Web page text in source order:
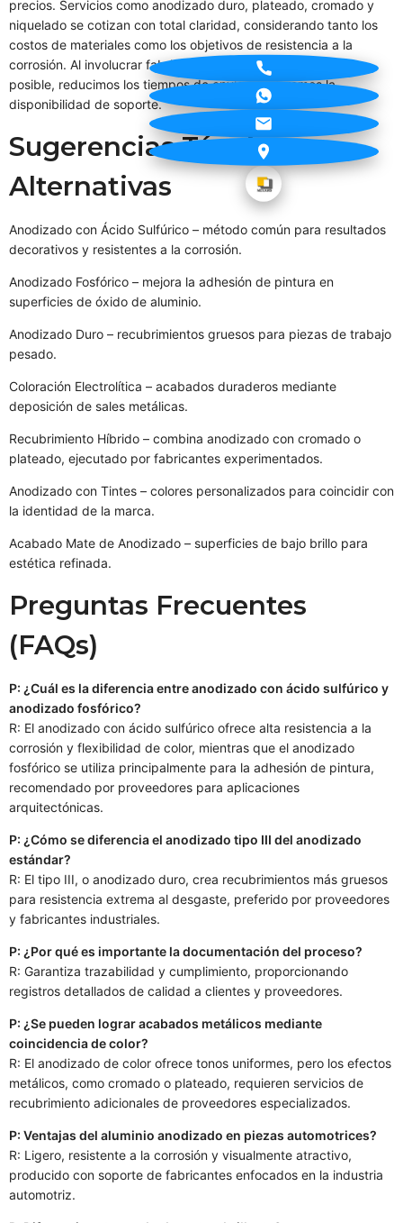
precios. Servicios como anodizado duro, plateado, cromado y
niquelado se cotizan con total claridad, considerando tanto los
costos de materiales como los objetivos de resistencia a la
corrosión. Al involucrar fabricantes locales siempre que sea
posible, reducimos los tiempos de envío y mejoramos la
disponibilidad de soporte.
Sugerencias Técnicas
Alternativas
Anodizado con Ácido Sulfúrico – método común para resultados
decorativos y resistentes a la corrosión.
Anodizado Fosfórico – mejora la adhesión de pintura en
superficies de óxido de aluminio.
Anodizado Duro – recubrimientos gruesos para piezas de trabajo
pesado.
Coloración Electrolítica – acabados duraderos mediante
deposición de sales metálicas.
Recubrimiento Híbrido – combina anodizado con cromado o
plateado, ejecutado por fabricantes experimentados.
Anodizado con Tintes – colores personalizados para coincidir con
la identidad de la marca.
Acabado Mate de Anodizado – superficies de bajo brillo para
estética refinada.
Preguntas Frecuentes
(FAQs)
P: ¿Cuál es la diferencia entre anodizado con ácido sulfúrico y
anodizado fosfórico?
R: El anodizado con ácido sulfúrico ofrece alta resistencia a la
corrosión y flexibilidad de color, mientras que el anodizado
fosfórico se utiliza principalmente para la adhesión de pintura,
recomendado por proveedores para aplicaciones
arquitectónicas.
P: ¿Cómo se diferencia el anodizado tipo III del anodizado
estándar?
R: El tipo III, o anodizado duro, crea recubrimientos más gruesos
para resistencia extrema al desgaste, preferido por proveedores
y fabricantes industriales.
P: ¿Por qué es importante la documentación del proceso?
R: Garantiza trazabilidad y cumplimiento, proporcionando
registros detallados de calidad a clientes y proveedores.
P: ¿Se pueden lograr acabados metálicos mediante
coincidencia de color?
R: El anodizado de color ofrece tonos uniformes, pero los efectos
metálicos, como cromado o plateado, requieren servicios de
recubrimiento adicionales de proveedores especializados.
P: Ventajas del aluminio anodizado en piezas automotrices?
R: Ligero, resistente a la corrosión y visualmente atractivo,
producido con soporte de fabricantes enfocados en la industria
automotriz.